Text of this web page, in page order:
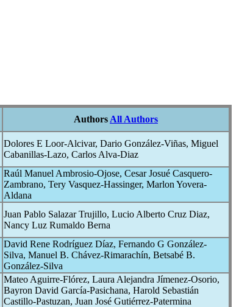
Authors All Authors
Dolores E Loor-Alcivar, Dario González-Viñas, Miguel
Cabanillas-Lazo, Carlos Alva-Diaz
Raúl Manuel Ambrosio-Ojose, Cesar Josué Casquero-
Zambrano, Tery Vasquez-Hassinger, Marlon Yovera-
Aldana
Juan Pablo Salazar Trujillo, Lucio Alberto Cruz Diaz,
Nancy Luz Rumaldo Berna
David Rene Rodríguez Díaz, Fernando G González-
Silva, Manuel B. Chávez-Rimarachín, Betsabé B.
González-Silva
Mateo Aguirre-Flórez, Laura Alejandra Jímenez-Osorio,
Bayron David García-Pasichana, Harold Sebastián
Castillo-Pastuzan, Juan José Gutiérrez-Patermina